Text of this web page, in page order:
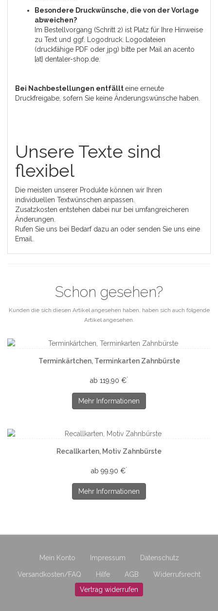
Besondere Druckwünsche, die von der Vorlage
abweichen?
Im Bestellvorgang (Schritt 2) ist Platz für Ihre Hinweise
zu Text und ggf. Logodruck. Logodateien
(druckfähige PDF oder jpg) bitte per Mail an acento
[at] dentaler-shop.de.
Bei Nachbestellungen entfällteine erneute
Druckfreigabe, sofern Sie keine Änderungswünsche haben.
Unsere Texte sind
flexibel
Die meisten unserer Produkte können wir Ihren
individuellen Textwünschen anpassen.
Zusatzkosten entstehen dabei nur bei umfangreicheren
Änderungen.
Rufen Sie uns bei Bedarf dazu an oder senden Sie uns eine
Email.
Schon gesehen?
Kunden die sich diesen Artikel angesehen haben, haben sich auch folgende
Artikel angesehen.
Terminkärtchen, Terminkarten Zahnbürste
ab 119,90 €*
Mehr Informationen
Recallkarten, Motiv Zahnbürste
ab 99,90 €*
Mehr Informationen
Mein Konto Impressum Datenschutz
Versandkosten/FAQ Hilfe AGB
Widerrufsrecht
Vertrag widerrufen